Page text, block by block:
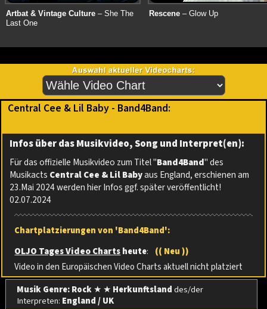
Artbat & Vintage Culture – She The
Last One
Rescene – Glow Up
Central Cee & Lil Baby - Band4Band:
Infos über das Musikvideo, Song und Interpret(en):
Für das offizielle Musikvideo zum Titel "Band4Band" des
Musikacts Central Cee & Lil Babyaus England, erschienen am
23.Mai 2024 werden hier Infos ggf. später veröffentlicht!
02.07.2024
Chartplatzierungen von 'Band4Band':
OLJO Tages Video Chartsheute:
(( Neu ))
Video in den Europäischen Video Charts aktuell nicht platziert
Musik Genre: Rock★ ★ Herkunftslanddes/der
Interpreten: England / UK